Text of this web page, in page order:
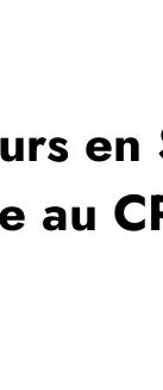
en
au